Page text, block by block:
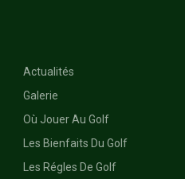
Actualités
Galerie
Où Jouer Au Golf
Les Bienfaits Du Golf
Les Régles De Golf